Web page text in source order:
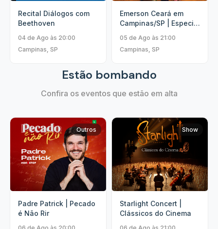
Recital Diálogos com
Beethoven
04 de Ago às 20:00
Campinas, SP
Emerson Ceará em
Campinas/SP | Especial
05 de Ago às 21:00
Campinas, SP
Estão bombando
Confira os eventos que estão em alta
Outros
Padre Patrick | Pecado
é Não Rir
Show
Starlight Concert |
Clássicos do Cinema